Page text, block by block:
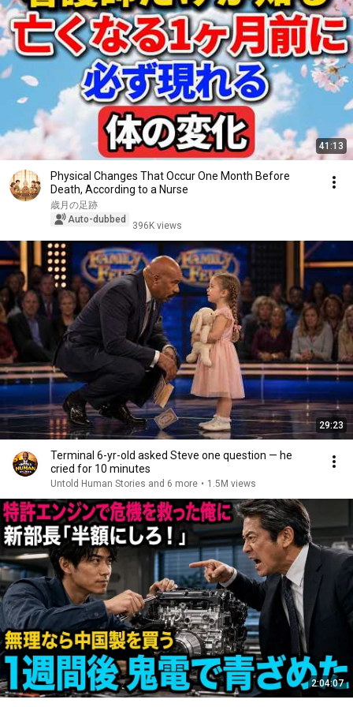
41:13
Physical Changes That Occur One Month Before
Death, According to a Nurse
歳月の足跡
Auto-dubbed
396K views
29:23
Terminal 6-yr-old asked Steve one question — he
cried for 10 minutes
Untold Human Stories and 6 more • 1.5M views
2:04:07